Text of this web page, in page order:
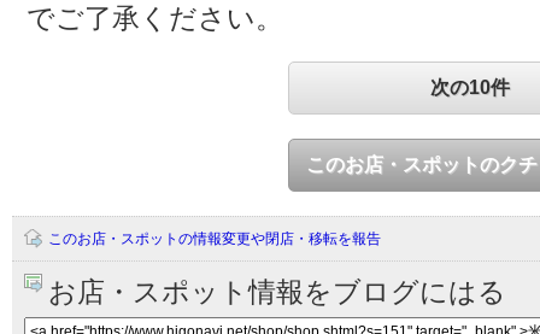
でご了承ください。
次の10件
このお店・スポットのク
このお店・スポットの情報変更や閉店・移転を報告
お店・スポット情報をブログにはる